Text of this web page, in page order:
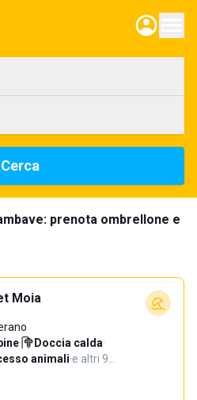
Cerca
prenota ombrellone e
Moia
· Doccia calda·
animali·e altri 9…